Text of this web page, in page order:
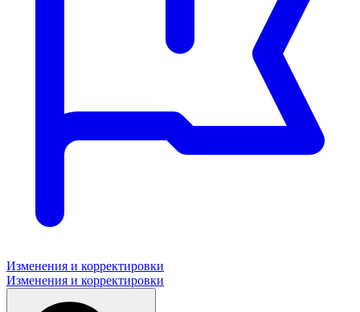
Изменения и корректировки
Изменения и корректировки